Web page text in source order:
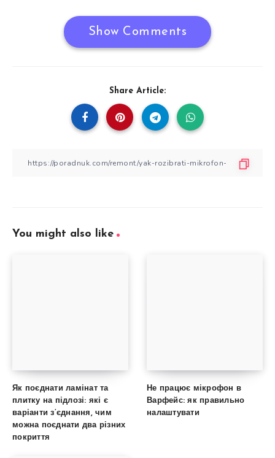
Show Comments
Share Article:
You might also like
Як поєднати ламінат та
плитку на підлозі: які є
варіанти з’єднання, чим
можна поєднати два різних
покриття
Не працює мікрофон в
Варфейс: як правильно
налаштувати